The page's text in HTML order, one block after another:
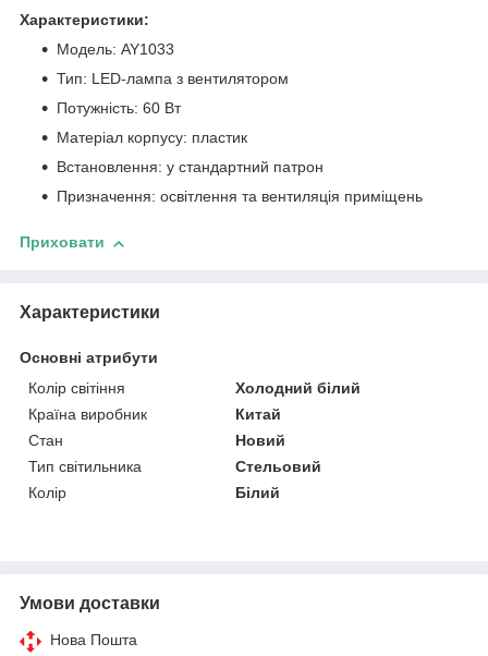
Характеристики:
Модель: AY1033
Тип: LED-лампа з вентилятором
Потужність: 60 Вт
Матеріал корпусу: пластик
Встановлення: у стандартний патрон
Призначення: освітлення та вентиляція приміщень
Приховати
Характеристики
Основні атрибути
Колір світіння
Холодний білий
Країна виробник
Китай
Стан
Новий
Тип світильника
Стельовий
Колір
Білий
Умови доставки
Нова Пошта